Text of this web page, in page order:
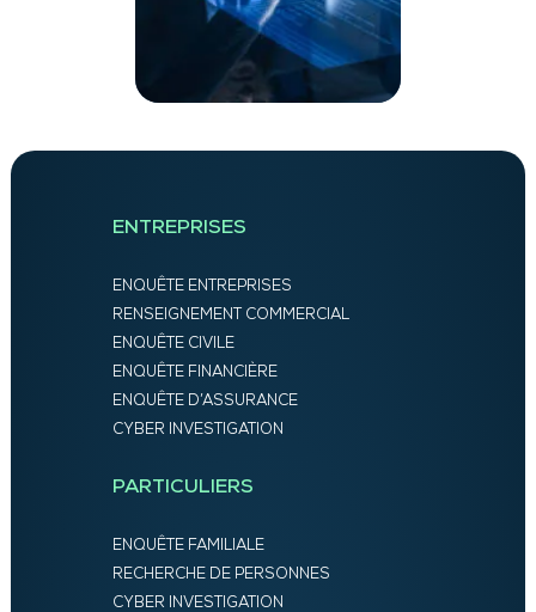
ENTREPRISES
ENQUÊTE ENTREPRISES
RENSEIGNEMENT COMMERCIAL
ENQUÊTE CIVILE
ENQUÊTE FINANCIÈRE
ENQUÊTE D’ASSURANCE
CYBER INVESTIGATION
PARTICULIERS
ENQUÊTE FAMILIALE
RECHERCHE DE PERSONNES
CYBER INVESTIGATION